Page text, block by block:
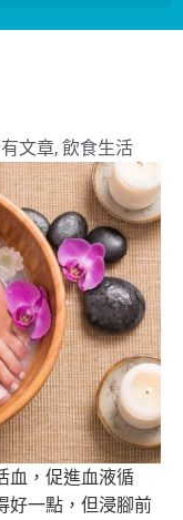
文章, 飲食生活
血，促進血液循
好一點，但浸腳前